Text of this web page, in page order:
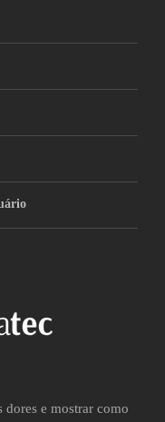
dores e mostrar como